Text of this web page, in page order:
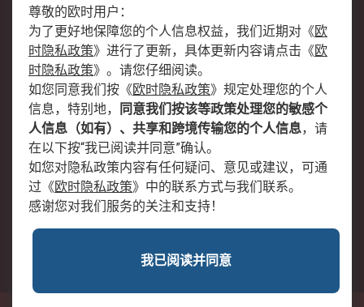
关于欧时
欧时销售条款
账户和付款
企业集团
全球办事处
关于我们
新闻中心
加入我们
沪公网安备 31011502009054号
尊敬的欧时用户：
为了更好地保障您的个人信息权益，我们近期对 《欧
时隐私政策》 进行了更新，具体更新内容请点击 《欧
时隐私政策》 。请您仔细阅读。
如您同意我们按 《欧时隐私政策》 规定处理您的个人
信息，特别地，
同意我们按该等政策处理您的敏感个
人信息（如有）、共享和跨境传输您的个人信息，请
在以下按“我已阅读并同意”确认。
如您对隐私政策内容有任何疑问、意见或建议，可通
过 《欧时隐私政策》 中的联系方式与我们联系。
感谢您对我们服务的关注和支持！
我已阅读并同意